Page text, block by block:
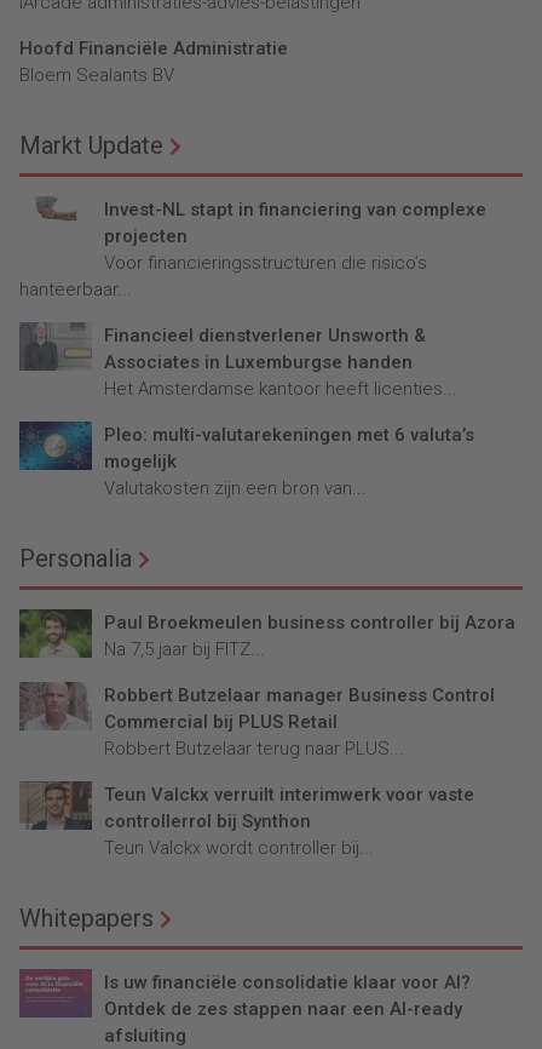
Hoofd Financiële Administratie
Bloem Sealants BV
Markt Update
Invest-NL stapt in financiering van complexe
projecten
Voor financieringsstructuren die risico’s
hanteerbaar...
Financieel dienstverlener Unsworth &
Associates in Luxemburgse handen
Het Amsterdamse kantoor heeft licenties...
Pleo: multi-valutarekeningen met 6 valuta’s
mogelijk
Valutakosten zijn een bron van...
Personalia
Paul Broekmeulen business controller bij Azora
Na 7,5 jaar bij FITZ...
Robbert Butzelaar manager Business Control
Commercial bij PLUS Retail
Robbert Butzelaar terug naar PLUS...
Teun Valckx verruilt interimwerk voor vaste
controllerrol bij Synthon
Teun Valckx wordt controller bij...
Whitepapers
Is uw financiële consolidatie klaar voor AI?
Ontdek de zes stappen naar een AI-ready
afsluiting